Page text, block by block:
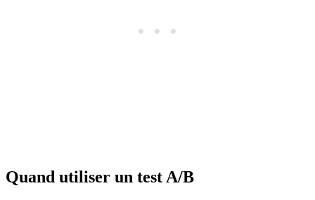
Quand utiliser un test A/B